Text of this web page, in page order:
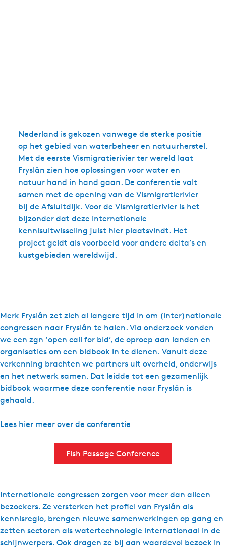
Nederland is gekozen vanwege de sterke positie
op het gebied van waterbeheer en natuurherstel.
Met de eerste Vismigratierivier ter wereld laat
Fryslân zien hoe oplossingen voor water en
natuur hand in hand gaan. De conferentie valt
samen met de opening van de Vismigratierivier
bij de Afsluitdijk. Voor de Vismigratierivier is het
bijzonder dat deze internationale
kennisuitwisseling juist hier plaatsvindt. Het
project geldt als voorbeeld voor andere delta’s en
kustgebieden wereldwijd.
Merk Fryslân zet zich al langere tijd in om (inter)nationale
congressen naar Fryslân te halen. Via onderzoek vonden
we een zgn ‘open call for bid’, de oproep aan landen en
organisaties om een bidbook in te dienen. Vanuit deze
verkenning brachten we partners uit overheid, onderwijs
en het netwerk samen. Dat leidde tot een gezamenlijk
bidbook waarmee deze conferentie naar Fryslân is
gehaald.
Lees hier meer over de conferentie
Fish Passage Conference
Internationale congressen zorgen voor meer dan alleen
bezoekers. Ze versterken het profiel van Fryslân als
kennisregio, brengen nieuwe samenwerkingen op gang en
zetten sectoren als watertechnologie internationaal in de
schijnwerpers. Ook dragen ze bij aan waardevol bezoek in